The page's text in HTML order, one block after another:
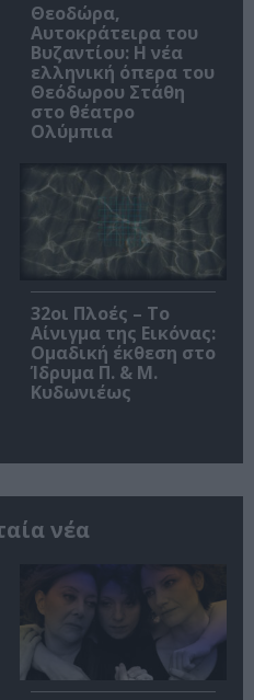
Θεοδώρα,
Αυτοκράτειρα του
Βυζαντίου: Η νέα
ελληνική όπερα του
Θεόδωρου Στάθη
στο θέατρο
Ολύμπια
32οι Πλοές – Το
Αίνιγμα της Εικόνας:
Ομαδική έκθεση στο
Ίδρυμα Π. & Μ.
Κυδωνιέως
νέα